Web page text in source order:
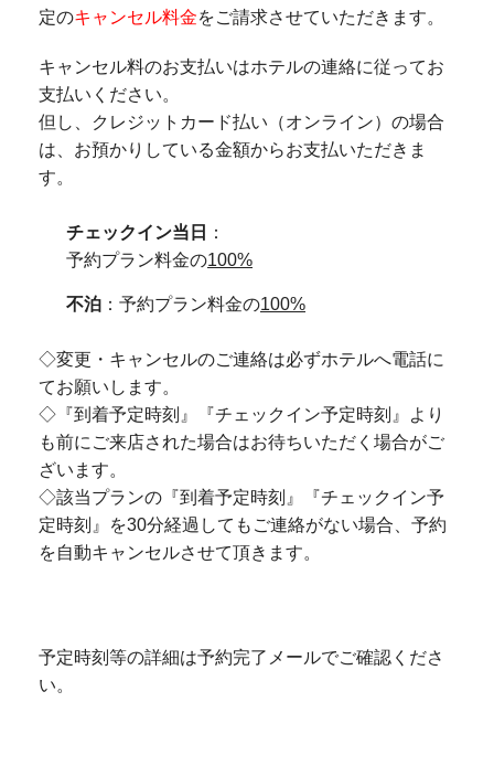
定のキャンセル料金をご請求させていただきます。
キャンセル料のお支払いはホテルの連絡に従ってお
支払いください。
但し、クレジットカード払い（オンライン）の場合
は、お預かりしている金額からお支払いただきま
す。
チェックイン当日
：
予約プラン料金の100%
不泊 ：予約プラン料金の100%
◇変更・キャンセルのご連絡は必ずホテルへ電話に
てお願いします。
◇『到着予定時刻』『チェックイン予定時刻』より
も前にご来店された場合はお待ちいただく場合がご
ざいます。
◇該当プランの『到着予定時刻』『チェックイン予
定時刻』を30分経過してもご連絡がない場合、予約
を自動キャンセルさせて頂きます。
予定時刻等の詳細は予約完了メールでご確認くださ
い。